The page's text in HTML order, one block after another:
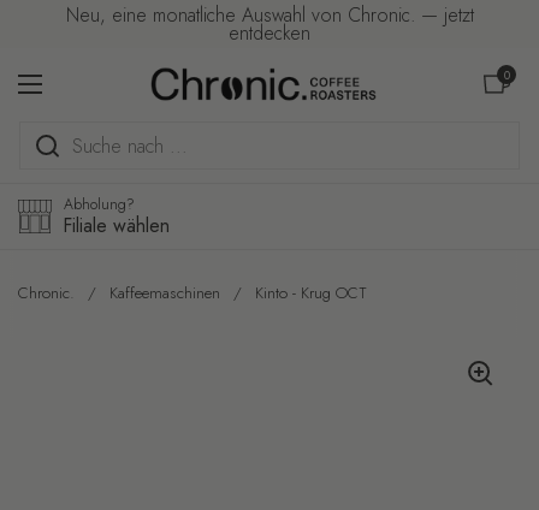
Zum Inhalt springen
Neu, eine monatliche Auswahl von Chronic. — jetzt
entdecken
Menü öffnen
Warenkorb
0
Abholung?
Filiale wählen
Chronic. / Kaffeemaschinen / Kinto - Krug OCT